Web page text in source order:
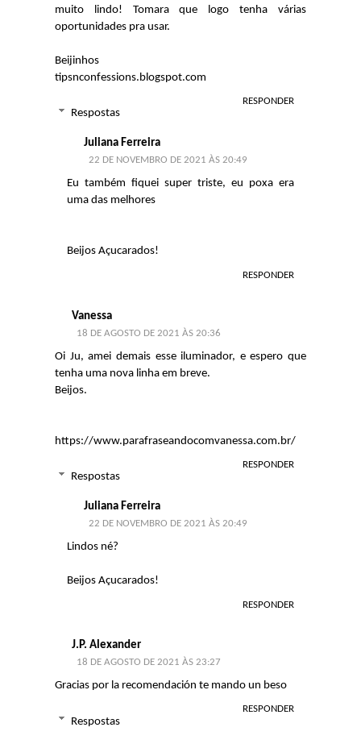
muito lindo! Tomara que logo tenha várias
oportunidades pra usar.
Beijinhos
tipsnconfessions.blogspot.com
RESPONDER
Respostas
Juliana Ferreira
22 DE NOVEMBRO DE 2021 ÀS 20:49
Eu também fiquei super triste, eu poxa era
uma das melhores
Beijos Açucarados!
RESPONDER
Vanessa
18 DE AGOSTO DE 2021 ÀS 20:36
Oi Ju, amei demais esse iluminador, e espero que
tenha uma nova linha em breve.
Beijos.
https://www.parafraseandocomvanessa.com.br/
RESPONDER
Respostas
Juliana Ferreira
22 DE NOVEMBRO DE 2021 ÀS 20:49
Lindos né?
Beijos Açucarados!
RESPONDER
J.P. Alexander
18 DE AGOSTO DE 2021 ÀS 23:27
Gracias por la recomendación te mando un beso
RESPONDER
Respostas